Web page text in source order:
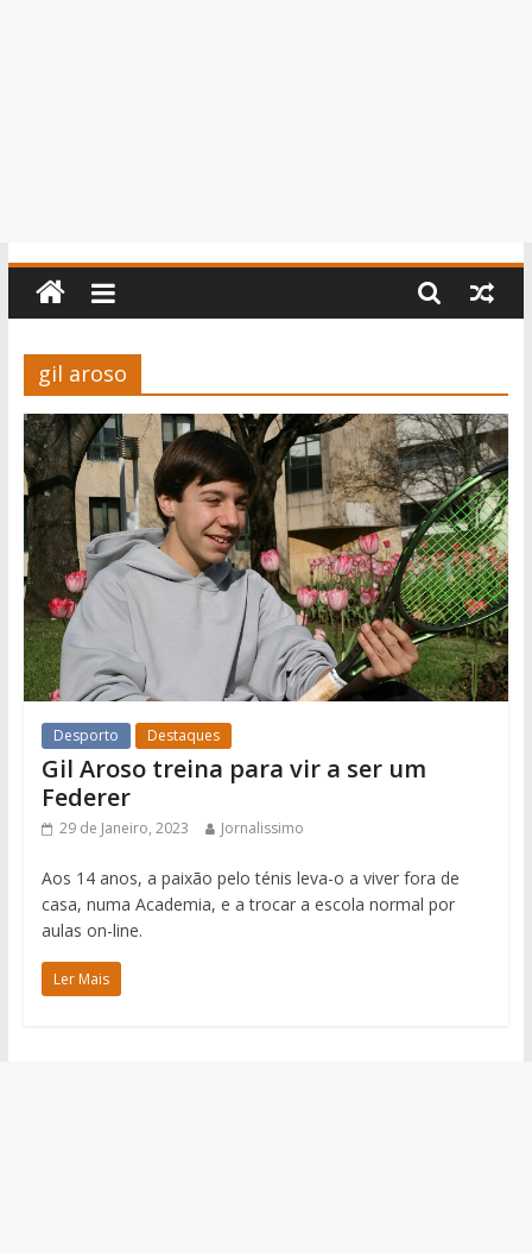
gil aroso
Desporto Destaques
Gil Aroso treina para vir a ser um
Federer
29 de Janeiro, 2023 Jornalissimo
Aos 14 anos, a paixão pelo ténis leva-o a viver fora de
casa, numa Academia, e a trocar a escola normal por
aulas on-line.
Ler Mais